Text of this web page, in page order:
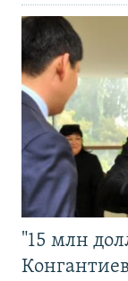
"15 млн